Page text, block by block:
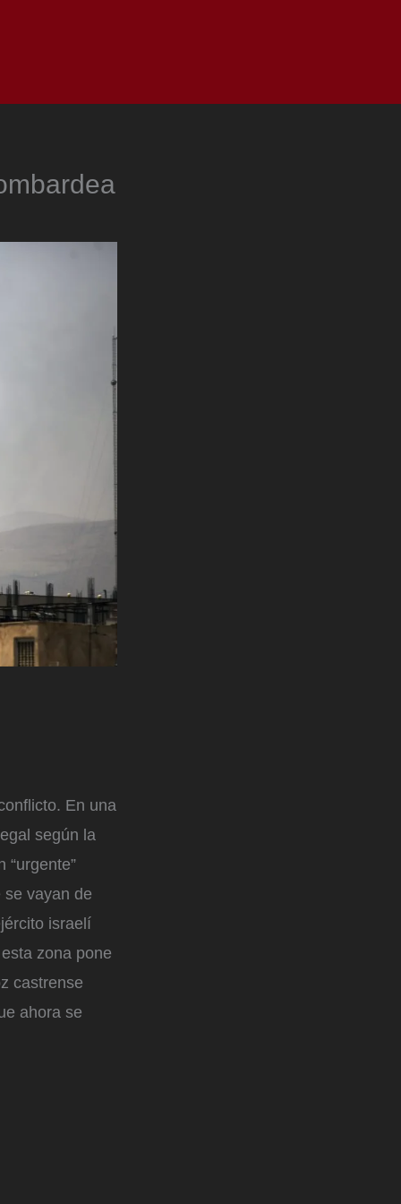
En una
según la
“urgente”
se vayan de
israelí
zona pone
castrense
ahora se